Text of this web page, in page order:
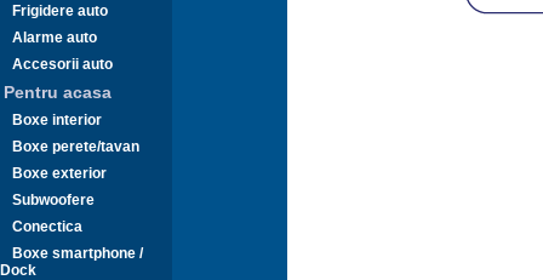
Frigidere auto
Alarme auto
Accesorii auto
Pentru acasa
Boxe interior
Boxe perete/tavan
Boxe exterior
Subwoofere
Conectica
Boxe smartphone /
Dock